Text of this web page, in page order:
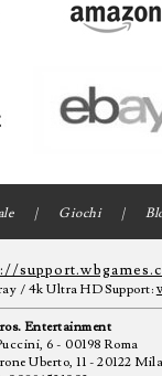
Giochi
/ 4k Ultra HD Support:
Entertainment
6 - 00198 Roma
Uberto, 11 - 20122